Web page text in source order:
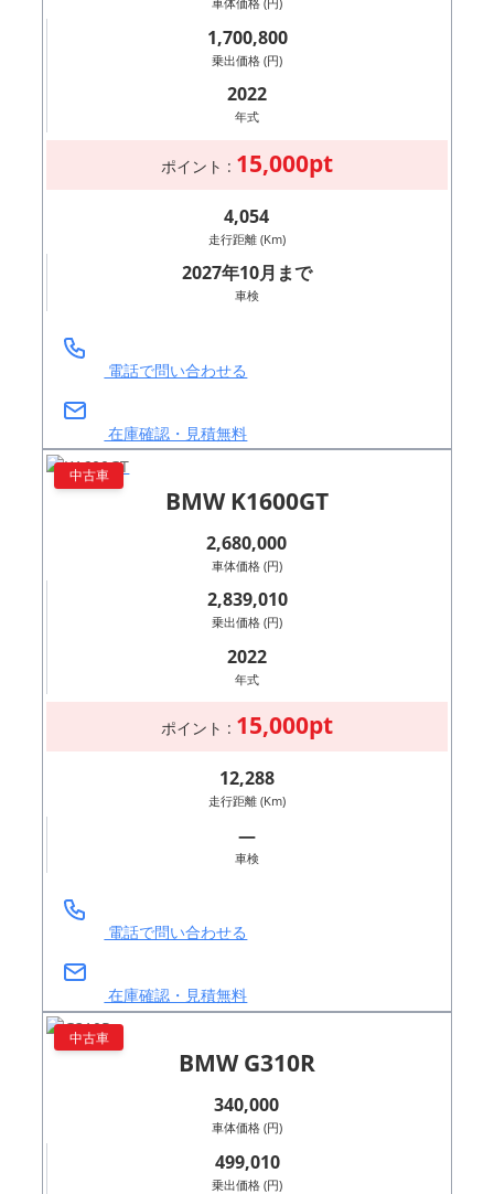
1,700,800
乗出価格 (円)
2022
年式
ポイント : 15,000pt
4,054
走行距離 (Km)
2027年10月まで
車検
電話で問い合わせる
在庫確認・見積無料
中古車
BMW K1600GT
2,680,000
車体価格 (円)
2,839,010
乗出価格 (円)
2022
年式
ポイント : 15,000pt
12,288
走行距離 (Km)
―
車検
電話で問い合わせる
在庫確認・見積無料
中古車
BMW G310R
340,000
車体価格 (円)
499,010
乗出価格 (円)